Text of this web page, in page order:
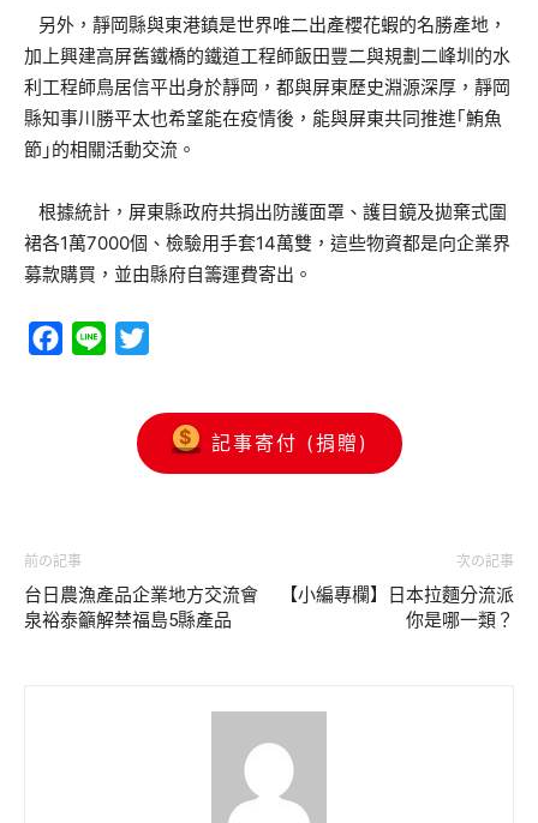
另外，靜岡縣與東港鎮是世界唯二出產櫻花蝦的名勝產地，
加上興建高屏舊鐵橋的鐵道工程師飯田豐二與規劃二峰圳的水
利工程師鳥居信平出身於靜岡，都與屏東歷史淵源深厚，靜岡
縣知事川勝平太也希望能在疫情後，能與屏東共同推進｢鮪魚
節｣的相關活動交流。
根據統計，屏東縣政府共捐出防護面罩、護目鏡及拋棄式圍
裙各1萬7000個、檢驗用手套14萬雙，這些物資都是向企業界
募款購買，並由縣府自籌運費寄出。
Facebook
Line
記事寄付 (捐贈)
前の記事
台日農漁產品企業地方交流會
泉裕泰籲解禁福島5縣產品
次の記事
【小編專欄】日本拉麵分流派
你是哪一類？